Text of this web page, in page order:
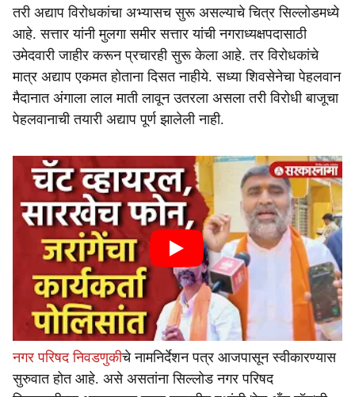
तरी अद्याप विरोधकांचा अभ्यासच सुरू असल्याचे चित्र सिल्लोडमध्ये
आहे. सत्तार यांनी मुलगा समीर सत्तार यांची नगराध्यक्षपदासाठी
उमेदवारी जाहीर करून प्रचारही सुरू केला आहे. तर विरोधकांचे
मात्र अद्याप एकमत होताना दिसत नाहीये. सध्या शिवसेनेचा पेहलवान
मैदानात अंगाला लाल माती लावून उतरला असला तरी विरोधी बाजूचा
पेहलवानाची तयारी अद्याप पूर्ण झालेली नाही.
नगर परिषद निवडणुकीचे नामनिर्देशन पत्र आजपासून स्वीकारण्यास
सुरुवात होत आहे. असे असतांना सिल्लोड नगर परिषद